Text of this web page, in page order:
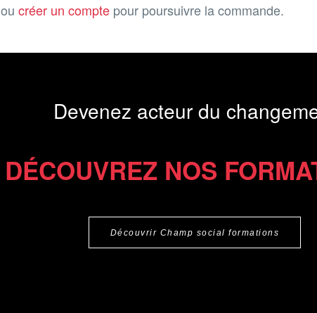
ou créer un compte pour poursuivre la commande.
Devenez acteur du
DÉCOUVREZ NOS
Découvrir Champ social formations